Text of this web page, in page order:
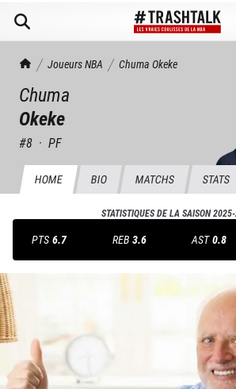
TrashTalk Actu NBA
Joueurs NBA Chuma Okeke
Chuma
Okeke
#8 · PF
HOME BIO MATCHS STATS
STATISTIQUES DE LA SAISON
PTS 6.7 REB 3.6 AST 0.8